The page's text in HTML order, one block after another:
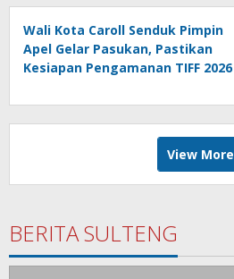
Wali Kota Caroll Senduk Pimpin
Apel Gelar Pasukan, Pastikan
Kesiapan Pengamanan TIFF 2026
View More
BERITA SULTENG